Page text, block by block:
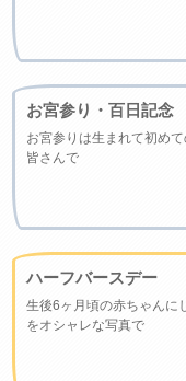
お宮参り・百日記念
お宮参りは生まれて初め
皆さんで
ハーフバースデー
生後6ヶ月頃の赤ちゃんに
をオシャレな写真で